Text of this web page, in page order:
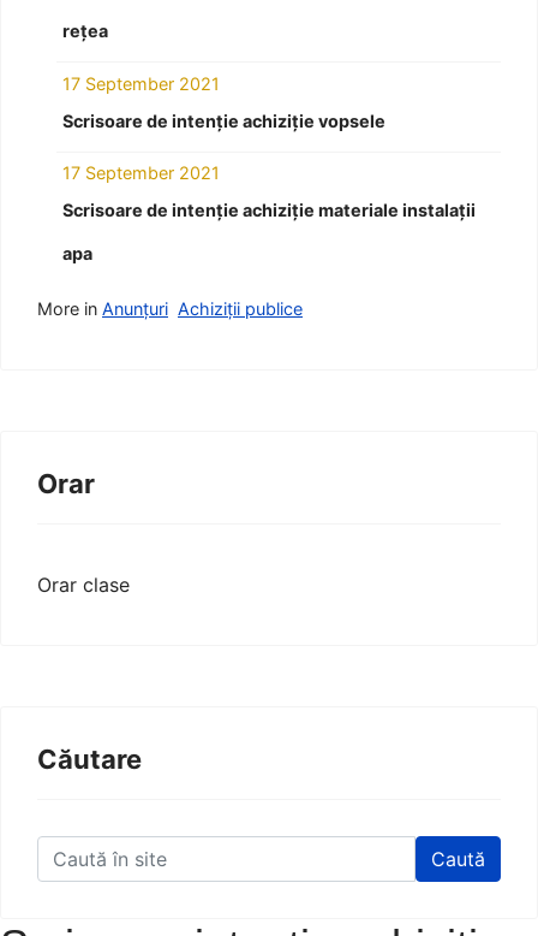
rețea
17 September 2021
Scrisoare de intenție achiziție vopsele
17 September 2021
Scrisoare de intenție achiziție materiale instalații
apa
More in Anunțuri Achiziții publice
Orar
Orar clase
Căutare
Caută